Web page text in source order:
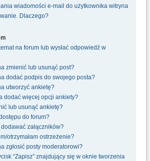
wiadomości e-mail do użytkownika witryna
Dlaczego?
na forum lub wysłać odpowiedź w
zmienić lub usunąć post?
dodać podpis do swojego posta?
utworzyć ankietę?
dodać więcej opcji ankiety?
lub usunąć ankietę?
do forum?
załączników?
otrzymałam ostrzeżenie?
zgłosić posty moderatorowi?
“Zapisz” znajdujący się w oknie tworzenia